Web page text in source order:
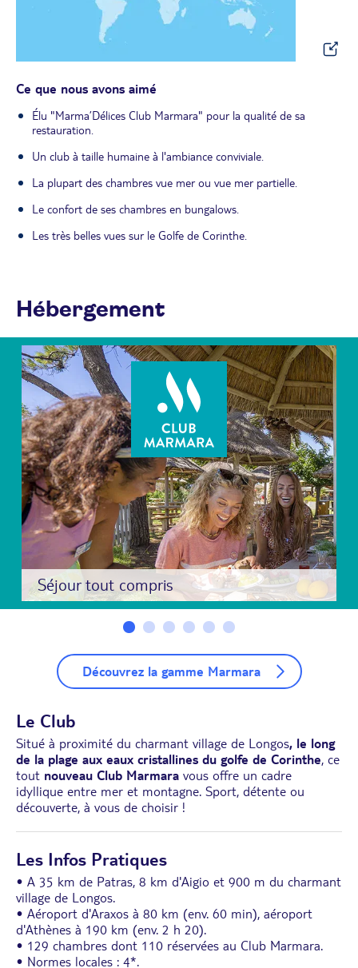
Ce que nous avons aimé
Élu "Marma’Délices Club Marmara" pour la qualité de sa
restauration.
Un club à taille humaine à l'ambiance conviviale.
La plupart des chambres vue mer ou vue mer partielle.
Le confort de ses chambres en bungalows.
Les très belles vues sur le Golfe de Corinthe.
Hébergement
Séjour tout compris
Découvrez la gamme Marmara
Le Club
Situé à proximité du charmant village de Longos, le long
de la plage aux eaux cristallines du golfe de Corinthe, ce
tout nouveau Club Marmara vous offre un cadre
idyllique entre mer et montagne. Sport, détente ou
découverte, à vous de choisir !
Les Infos Pratiques
• A 35 km de Patras, 8 km d'Aigio et 900 m du charmant
village de Longos.
• Aéroport d'Araxos à 80 km (env. 60 min), aéroport
d'Athènes à 190 km (env. 2 h 20).
• 129 chambres dont 110 réservées au Club Marmara.
• Normes locales : 4*.